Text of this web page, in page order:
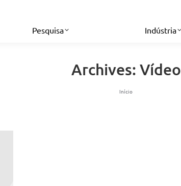
Pesquisa Indústria
Archives: Vídeo
Você está aqui:
Início